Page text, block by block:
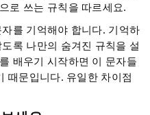
로 쓰는 규칙을 따르세요.
를 기억해야 합니다. 기억하
록 나만의 숨겨진 규칙을 설
배우기 시작하면 이 문자들
때문입니다. 유일한 차이점